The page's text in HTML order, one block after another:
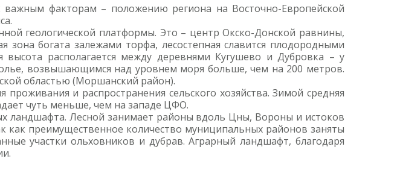
факторам – положению региона на Восточно-Европейской
геологической платформы. Это – центр Окско-Донской равнины,
богата залежами торфа, лесостепная славится плодородными
располагается между деревнями Кугушево и Дубровка – у
возвышающимся над уровнем моря больше, чем на 200 метров.
областью (Моршанский район).
и распространения сельского хозяйства. Зимой средняя
чуть меньше, чем на западе ЦФО.
ландшафта. Лесной занимает районы вдоль Цны, Вороны и истоков
как преимущественное количество муниципальных районов заняты
участки ольховников и дубрав. Аграрный ландшафт, благодаря